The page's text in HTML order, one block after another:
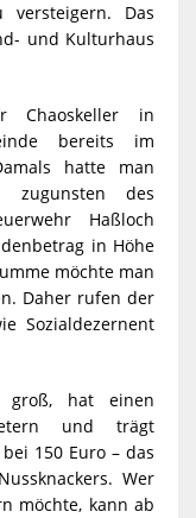
versteigern. Das
und Kulturhaus
Chaoskeller in
bereits im
hatte man
zugunsten des
Haßloch
in Höhe
möchte man
Daher rufen der
Sozialdezernent
groß, hat einen
und trägt
150 Euro – das
Wer
möchte, kann ab